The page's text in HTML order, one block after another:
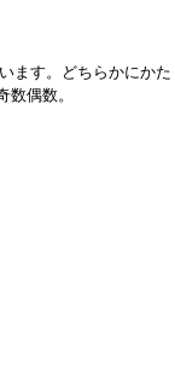
ます。どちらかにかた
偶数。